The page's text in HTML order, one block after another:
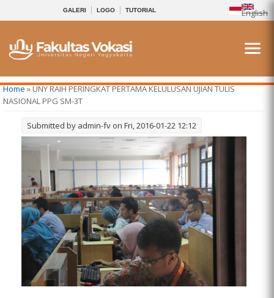
English
GALERI LOGO TUTORIAL
You are here
Home» UNY RAIH PERINGKAT PERTAMA KELULUSAN UJIAN TULIS
NASIONAL PPG SM-3T
Submitted by admin-fv on Fri, 2016-01-22 12:12